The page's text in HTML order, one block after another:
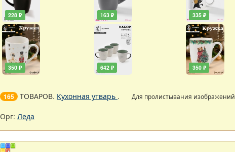
228 ₽
350 ₽
163 ₽
642 ₽
335 ₽
350 ₽
165 ТОВАРОВ. Кухонная утварь . Для пролистывания
Орг: Леда